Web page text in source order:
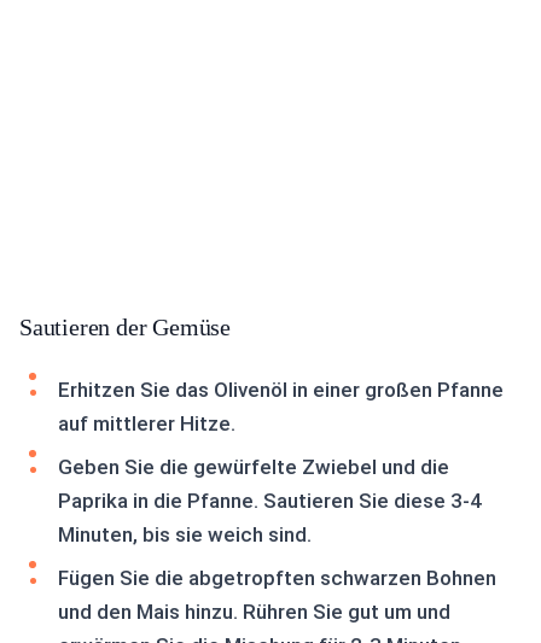
Sautieren der Gemüse
Erhitzen Sie das Olivenöl in einer großen Pfanne
auf mittlerer Hitze.
Geben Sie die gewürfelte Zwiebel und die
Paprika in die Pfanne. Sautieren Sie diese 3-4
Minuten, bis sie weich sind.
Fügen Sie die abgetropften schwarzen Bohnen
und den Mais hinzu. Rühren Sie gut um und